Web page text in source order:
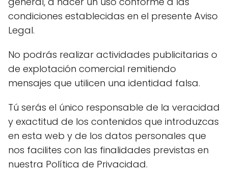
condiciones establecidas en el presente Aviso
Legal.
No podrás realizar actividades publicitarias o
de explotación comercial remitiendo
mensajes que utilicen una identidad falsa.
Tú serás el único responsable de la veracidad
y exactitud de los contenidos que introduzcas
en esta web y de los datos personales que
nos facilites con las finalidades previstas en
nuestra Política de Privacidad.